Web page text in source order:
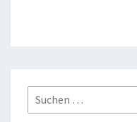
Suchen
nach: